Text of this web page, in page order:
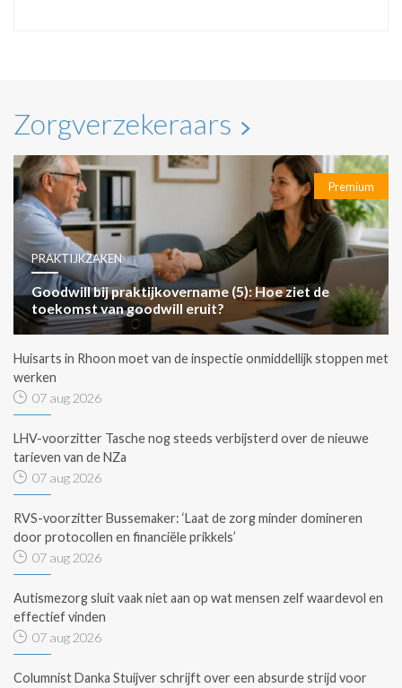
Zorgverzekeraars
Premium
PRAKTIJKZAKEN
Goodwill bij praktijkovername (5): Hoe ziet de
toekomst van goodwill eruit?
Huisarts in Rhoon moet van de inspectie onmiddellijk stoppen met
werken
07 aug 2026
LHV-voorzitter Tasche nog steeds verbijsterd over de nieuwe
tarieven van de NZa
07 aug 2026
RVS-voorzitter Bussemaker: ‘Laat de zorg minder domineren
door protocollen en financiële prikkels’
07 aug 2026
Autismezorg sluit vaak niet aan op wat mensen zelf waardevol en
effectief vinden
07 aug 2026
Columnist Danka Stuijver schrijft over een absurde strijd voor